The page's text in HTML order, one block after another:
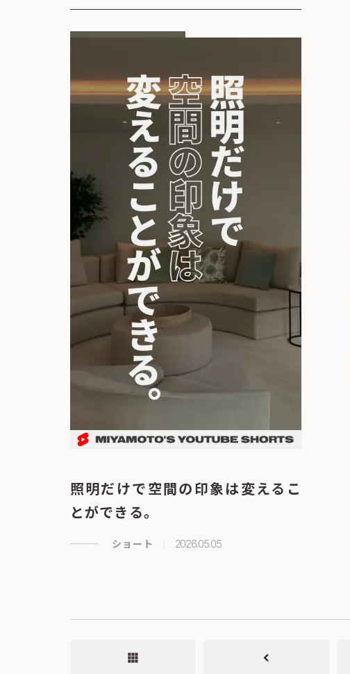
照明だけで空間の印象は変えるこ
とができる。
ショート 2026.05.05
apps chevron_left